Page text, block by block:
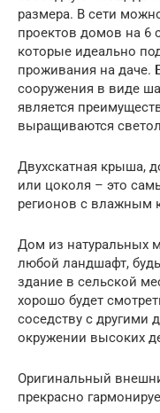
размера. В сети
проектов домов на 6
которые идеально
проживания на даче.
сооружения в виде
является
выращиваются
Двухскатная крыша,
или цоколя – это
регионов с влажным
Дом из натуральных
любой ландшафт,
здание в сельской
хорошо будет
соседству с
окружении высоких
Оригинальный
прекрасно